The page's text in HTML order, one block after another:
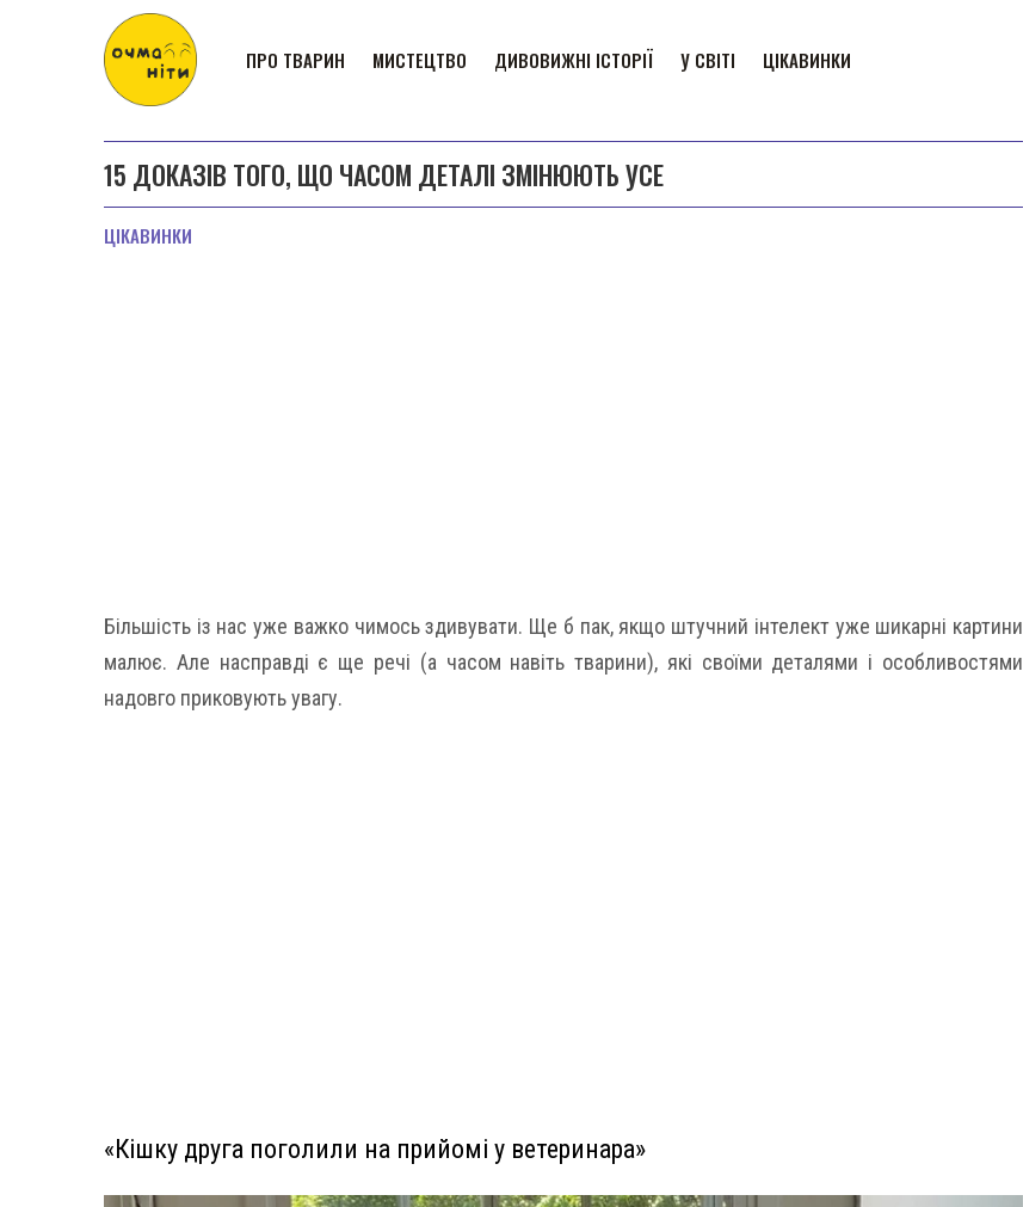
ПРО ТВАРИН МИСТЕЦТВО ДИВОВИЖНІ ІСТОРІЇ У СВІТІ ЦІКАВИНКИ
15 ДОКАЗІВ ТОГО, ЩО ЧАСОМ ДЕТАЛІ ЗМІНЮЮТЬ УСЕ
ЦІКАВИНКИ
Більшість із нас уже важко чимось здивувати. Ще б пак, якщо штучний інтелект уже шикарні картини
малює. Але насправді є ще речі (а часом навіть тварини), які своїми деталями і особливостями
надовго приковують увагу.
«Кішку друга поголили на прийомі у ветеринара»